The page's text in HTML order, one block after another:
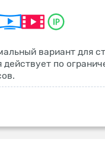
вариант для
действует по